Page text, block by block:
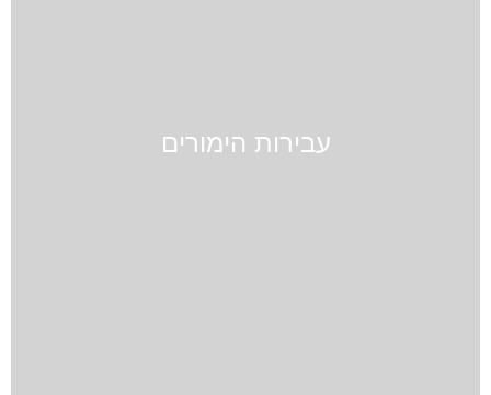
עבירות הימורים